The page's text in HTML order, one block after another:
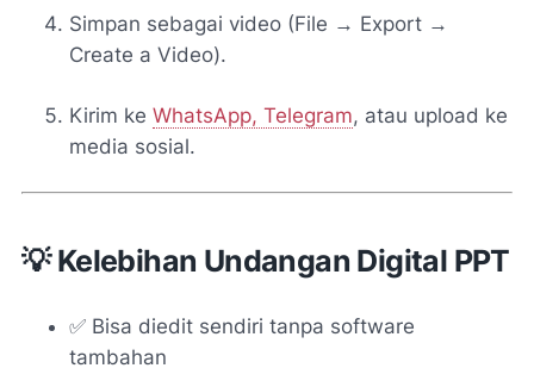
Simpan sebagai video (File → Export →
Create a Video).
Kirim ke WhatsApp, Telegram, atau upload ke
media sosial.
💡 Kelebihan Undangan Digital PPT
✅ Bisa diedit sendiri tanpa software
tambahan